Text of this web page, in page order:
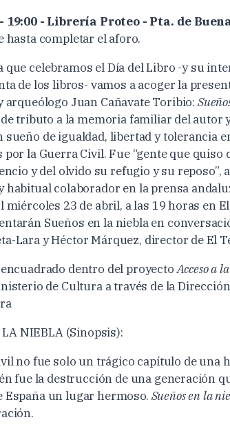
19:00 - Librería Proteo - Pta. de
hasta completar el aforo.
que celebramos el Día del Libro -y su
de los libros- vamos a acoger la
Juan Cañavate Toribio:
tributo a la memoria familiar del autor
de igualdad, libertad y tolerancia
por la Guerra Civil. Fue “gente que
y del olvido su refugio y su
habitual colaborador en la prensa
miércoles 23 de abril, a las 19 horas en
Sueños en la niebla en
Lara y Héctor Márquez, director de El
encuadrado dentro del proyectoAcceso a
de Cultura a través de la
LA NIEBLA (Sinopsis):
no fue solo un trágico capítulo de una
fue la destrucción de una generación
España un lugar hermoso. Sueños en la